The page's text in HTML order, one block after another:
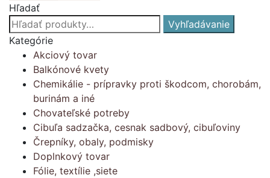
Hľadať
Hľadať:
Vyhľadávanie
Kategórie
Akciový tovar
Balkónové kvety
Chemikálie - prípravky proti škodcom, chorobám,
burinám a iné
Chovateľské potreby
Cibuľa sadzačka, cesnak sadbový, cibuľoviny
Črepníky, obaly, podmisky
Doplnkový tovar
Fólie, textílie ,siete